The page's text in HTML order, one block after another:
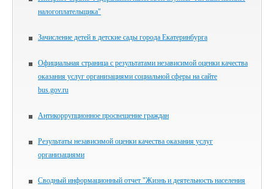
налогоплательщика"
Зачисление детей в детские сады города Екатеринбурга
Официальная страница с результатами независимой оценки качества
оказания услуг организациями социальной сферы на сайте
bus.gov.ru
Антикоррупционное просвещение граждан
Результаты независимой оценки качества оказания услуг
организациями
Сводный информационный отчет "Жизнь и деятельность населения